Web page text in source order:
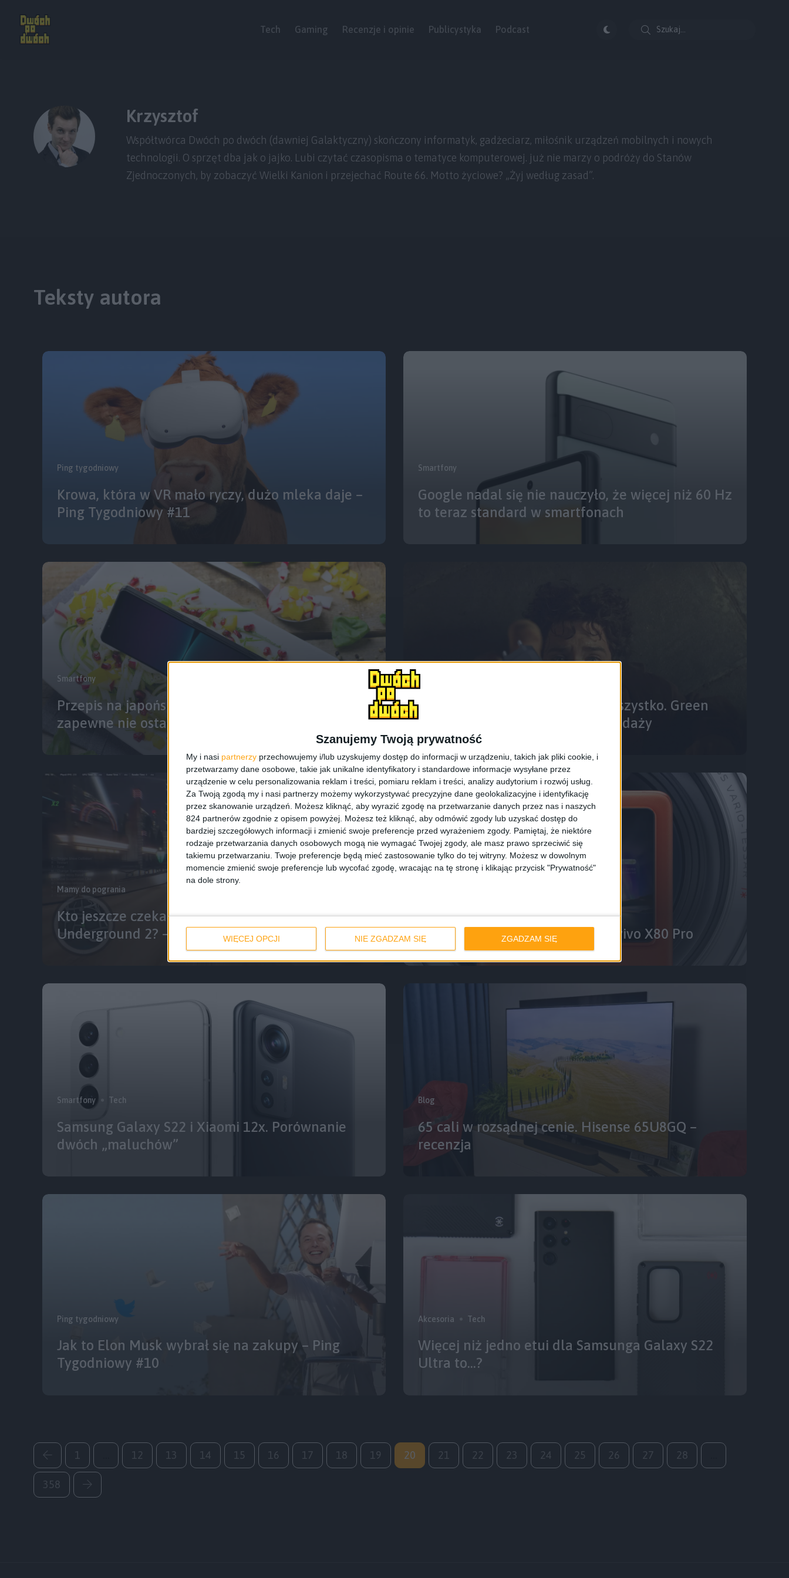
Szanujemy Twoją prywatność
My i nasi partnerzy przechowujemy i/lub uzyskujemy dostęp do informacji w urządzeniu, takich jak pliki cookie, i
przetwarzamy dane osobowe, takie jak unikalne identyfikatory i standardowe informacje wysyłane przez
urządzenie w celu personalizowania reklam i treści, pomiaru reklam i treści, analizy audytorium i rozwój usług.
Za Twoją zgodą my i nasi partnerzy możemy wykorzystywać precyzyjne dane geolokalizacyjne i identyfikację
przez skanowanie urządzeń. Możesz kliknąć, aby wyrazić zgodę na przetwarzanie danych przez nas i naszych
824 partnerów zgodnie z opisem powyżej. Możesz też kliknąć, aby odmówić zgody lub uzyskać dostęp do
bardziej szczegółowych informacji i zmienić swoje preferencje przed wyrażeniem zgody. Pamiętaj, że niektóre
rodzaje przetwarzania danych osobowych mogą nie wymagać Twojej zgody, ale masz prawo sprzeciwić się
takiemu przetwarzaniu. Twoje preferencje będą mieć zastosowanie tylko do tej witryny. Możesz w dowolnym
momencie zmienić swoje preferencje lub wycofać zgodę, wracając na tę stronę i klikając przycisk "Prywatność"
na dole strony.
WIĘCEJ OPCJI NIE ZGADZAM SIĘ ZGADZAM SIĘ
Tech Gaming Recenzje i opinie Publicystyka Podcast
Krzysztof
Współtwórca Dwóch po dwóch (dawniej Galaktyczny) skończony informatyk, gadżeciarz, miłośnik urządzeń mobilnych i nowych
technologii. O sprzęt dba jak o jajko. Lubi czytać czasopisma o tematyce komputerowej. już nie marzy o podróży do Stanów
Zjednoczonych, by zobaczyć Wielki Kanion i przejechać Route 66. Motto życiowe? „Żyj według zasad”.
Teksty autora
Ping tygodniowy
Krowa, która w VR mało ryczy, dużo mleka daje –
Ping Tygodniowy #11
Smartfony
Google nadal się nie nauczyło, że więcej niż 60 Hz
to teraz standard w smartfonach
Smartfony
Przepis na japońskiego flagowca po raz czwarty i
zapewne nie ostatni
Akcesoria
Jedna, by naładować (prawie) wszystko. Green
Cell PowerGaN 65 W już w sprzedaży
Mamy do pogrania
Kto jeszcze czeka na remake Need for Speed
Underground 2? – Mamy do pogrania #14
Można już zamawiać vivo X80 i vivo X80 Pro
Smartfony Tech
Samsung Galaxy S22 i Xiaomi 12x. Porównanie
dwóch „maluchów”
Blog
65 cali w rozsądnej cenie. Hisense 65U8GQ –
recenzja
Ping tygodniowy
Jak to Elon Musk wybrał się na zakupy – Ping
Tygodniowy #10
Akcesoria Tech
Więcej niż jedno etui dla Samsunga Galaxy S22
Ultra to…?
1 12 13 14 15 16 17 18 19 20 21 22 23 24 25 26 27 28
358